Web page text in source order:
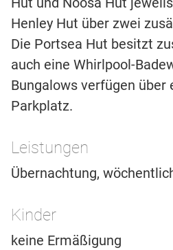
Henley Hut über zwei
Die Portsea Hut besitzt
auch eine Whirlpool-
Bungalows verfügen über
Parkplatz.
Leistungen
Übernachtung,
Kinder
keine Ermäßigung